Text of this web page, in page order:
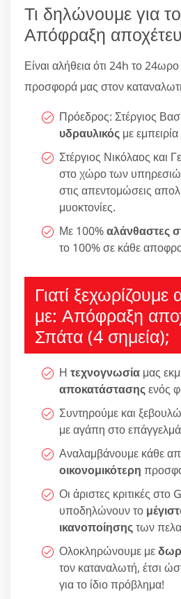
Τι δηλώνουμε για
Απόφραξη
Είναι αλήθεια ότι 24h το
προσφορά μας στον
Πρόεδρος: Στέργιος
υδραυλικός με
Στέργιος Νικόλαος και
στο χώρο των
στις απεντομώσεις
μυοκτονίες.
Με 100%αλάνθαστες
το 100% σε κάθε
Γιατί
με: Απόφραξη
Σπάτα (4 σημεία);
Η τεχνογνωσία μας
αποκατάστασηςενός
Συντηρούμε και
με αγάπη στο
Αναλαμβάνουμε κάθε
οικονομικότερη
Οι άριστες κριτικές
υποδηλώνουν το
ικανοποίησηςτων
Ολοκληρώνουμε με
τον καταναλωτή, έτσι
για το ίδιο πρόβλημα!